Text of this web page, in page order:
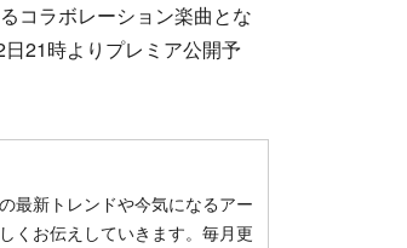
コラボレーション楽曲とな
21時よりプレミア公開予
最新トレンドや今気になるアー
くお伝えしていきます。毎月更